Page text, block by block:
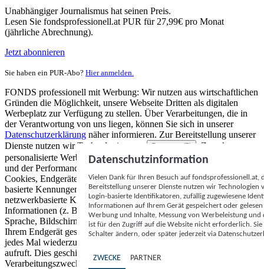
Unabhängiger Journalismus hat seinen Preis.
Lesen Sie fondsprofessionell.at PUR für 27,99€ pro Monat
(jährliche Abrechnung).
Jetzt abonnieren
Sie haben ein PUR-Abo? Hier anmelden.
FONDS professionell mit Werbung: Wir nutzen aus wirtschaftlichen
Gründen die Möglichkeit, unsere Webseite Dritten als digitalen
Werbeplatz zur Verfügung zu stellen. Über Verarbeitungen, die in
der Verantwortung von uns liegen, können Sie sich in unserer
Datenschutzerklärung näher informieren. Zur Bereitstellung unserer
Dienste nutzen wir Technologien von
Partnern (5)
. Zwecke:
personalisierte Werbung und Inhalte, Messung von Werbeleistung
und der Performance von Inhalten sowie Zielgruppenforschung.
Cookies, Endgeräte- oder ähnliche Online-Kennungen (z. B. login-
basierte Kennungen, zufällig generierte Kennungen,
netzwerkbasierte Kennungen) können zusammen mit anderen
Informationen (z. B. Browsertyp und Browserinformationen,
Sprache, Bildschirmgröße, unterstützte Technologien usw.) auf
Ihrem Endgerät gespeichert oder von dort ausgelesen werden, um es
jedes Mal wiederzuerkennen, wenn es eine App oder einer Webseite
aufruft. Dies geschieht für einen oder mehrere der hier aufgeführten
Verarbeitungszwecke.
Datenschutzinformation
Vielen Dank für Ihren Besuch auf
Bereitstellung unserer Dienste nutzen wir Technologien
Login-basierte Identifikatoren, zufällig zugewiesene
Informationen auf Ihrem Gerät gespeichert oder
Werbung und Inhalte, Messung von Werbeleistung
ist für den Zugriff auf die Website nicht erforderlich.
Schalter ändern, oder später jederzeit via
ZWECKE PARTNER